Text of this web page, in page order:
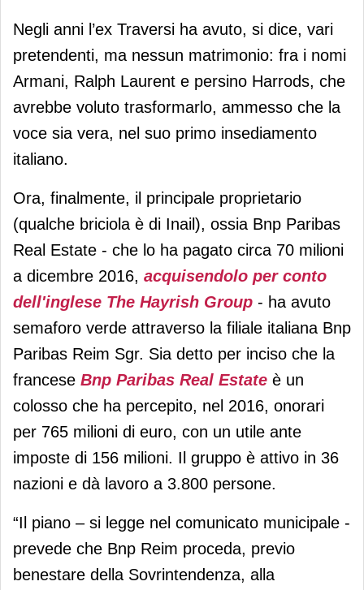
Negli anni l’ex Traversi ha avuto, si dice, vari
pretendenti, ma nessun matrimonio: fra i nomi
Armani, Ralph Laurent e persino Harrods, che
avrebbe voluto trasformarlo, ammesso che la
voce sia vera, nel suo primo insediamento
italiano.
Ora, finalmente, il principale proprietario
(qualche briciola è di Inail), ossia Bnp Paribas
Real Estate - che lo ha pagato circa 70 milioni
a dicembre 2016, acquisendolo per conto
dell'inglese The Hayrish Group - ha avuto
semaforo verde attraverso la filiale italiana Bnp
Paribas Reim Sgr. Sia detto per inciso che la
francese Bnp Paribas Real Estate è un
colosso che ha percepito, nel 2016, onorari
per 765 milioni di euro, con un utile ante
imposte di 156 milioni. Il gruppo è attivo in 36
nazioni e dà lavoro a 3.800 persone.
“Il piano – si legge nel comunicato municipale -
prevede che Bnp Reim proceda, previo
benestare della Sovrintendenza, alla